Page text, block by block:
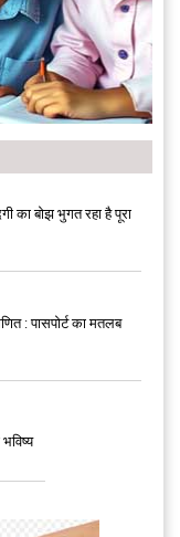
का बोझ भुगत रहा है पूरा
: पासपोर्ट का मतलब